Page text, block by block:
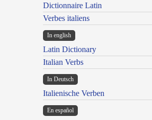
Dictionnaire Latin
Verbes italiens
In english
Latin Dictionary
Italian Verbs
In Deutsch
Italienische Verben
En español